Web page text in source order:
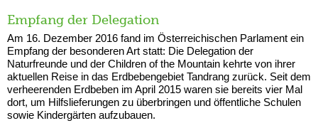
Empfang der Delegation
Am 16. Dezember 2016 fand im Österreichischen Parlament ein
Empfang der besonderen Art statt: Die Delegation der
Naturfreunde und der Children of the Mountain kehrte von ihrer
aktuellen Reise in das Erdbebengebiet Tandrang zurück. Seit dem
verheerenden Erdbeben im April 2015 waren sie bereits vier Mal
dort, um Hilfslieferungen zu überbringen und öffentliche Schulen
sowie Kindergärten aufzubauen.